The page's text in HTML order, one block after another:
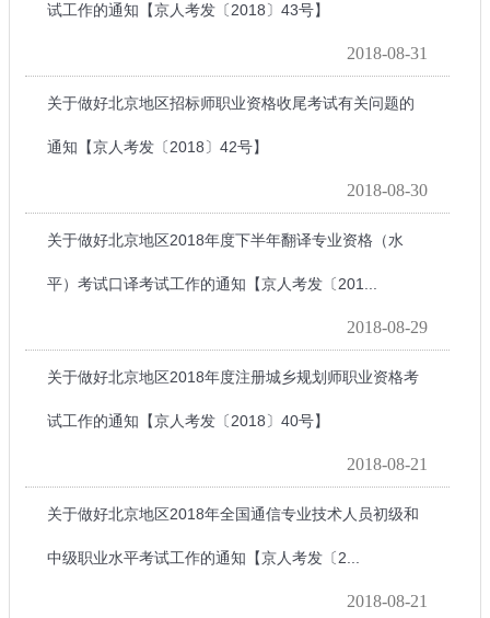
试工作的通知【京人考发〔2018〕43号】
2018-08-31
关于做好北京地区招标师职业资格收尾考试有关问题的
通知【京人考发〔2018〕42号】
2018-08-30
关于做好北京地区2018年度下半年翻译专业资格（水
平）考试口译考试工作的通知【京人考发〔201...
2018-08-29
关于做好北京地区2018年度注册城乡规划师职业资格考
试工作的通知【京人考发〔2018〕40号】
2018-08-21
关于做好北京地区2018年全国通信专业技术人员初级和
中级职业水平考试工作的通知【京人考发〔2...
2018-08-21